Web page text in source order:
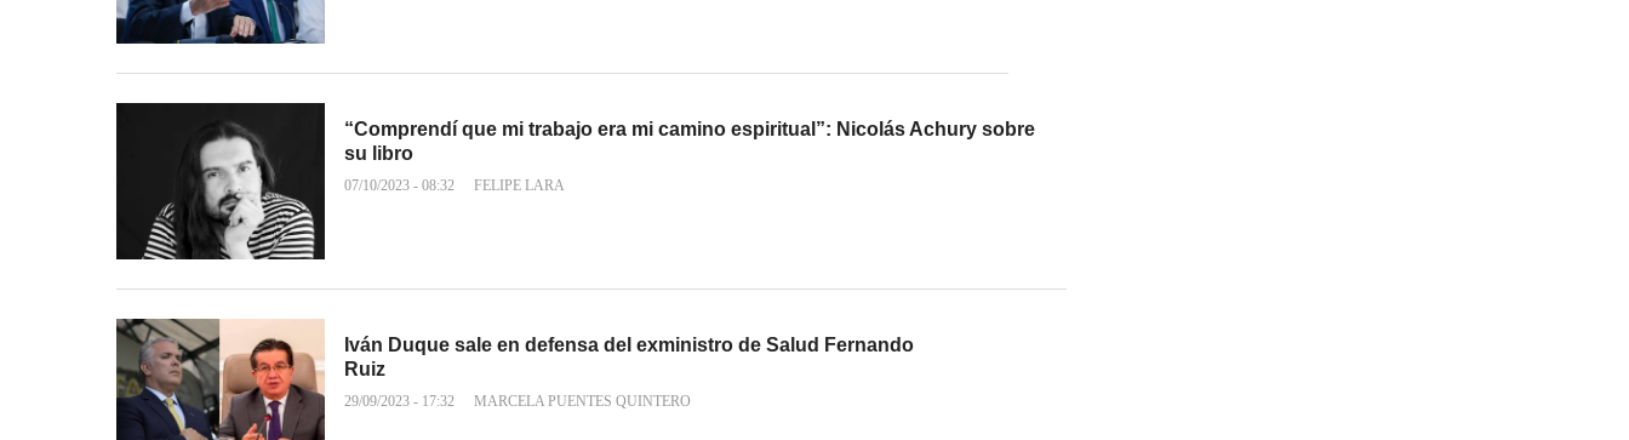
“Comprendí que mi trabajo era mi camino espiritual”: Nicolás Achury sobre
su libro
07/10/2023 - 08:32 FELIPE LARA
Iván Duque sale en defensa del exministro de Salud Fernando
Ruiz
29/09/2023 - 17:32 MARCELA PUENTES QUINTERO